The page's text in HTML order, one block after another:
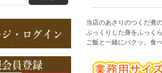
当店のあさりのつくだ煮
ぷっくりした身をふっく
ご飯と一緒にパクッ。食